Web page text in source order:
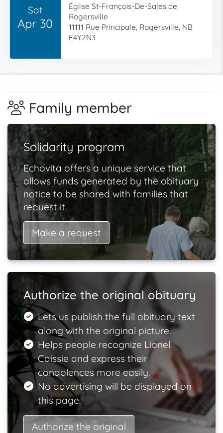
Sat
Apr 30
Église St-François-De-Sales de
Rogersville
11111 Rue Principale, Rogersville, NB
E4Y2N3
Family member
Solidarity program
Echovita offers a unique service that
allows funds generated by the obituary
notice to be shared with families that
request it.
Make a request
Authorize the original obituary
Lets us publish the full obituary text
along with the original picture.
Helps people recognize Lionel
Caissie and express their
condolences more easily.
No advertising will be displayed on
this page.
Authorize the original